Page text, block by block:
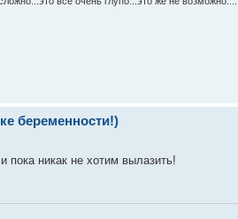
беременности!)
пока никак не хотим вылазить!